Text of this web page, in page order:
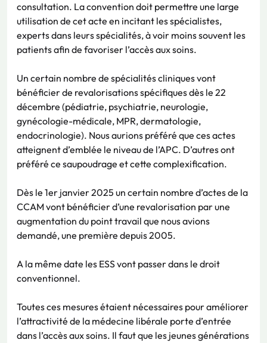
consultation. La convention doit permettre une large
utilisation de cet acte en incitant les spécialistes,
experts dans leurs spécialités, à voir moins souvent les
patients afin de favoriser l’accès aux soins.
Un certain nombre de spécialités cliniques vont
bénéficier de revalorisations spécifiques dès le 22
décembre (pédiatrie, psychiatrie, neurologie,
gynécologie-médicale, MPR, dermatologie,
endocrinologie). Nous aurions préféré que ces actes
atteignent d’emblée le niveau de l’APC. D’autres ont
préféré ce saupoudrage et cette complexification.
Dès le 1er janvier 2025 un certain nombre d’actes de la
CCAM vont bénéficier d’une revalorisation par une
augmentation du point travail que nous avions
demandé, une première depuis 2005.
A la même date les ESS vont passer dans le droit
conventionnel.
Toutes ces mesures étaient nécessaires pour améliorer
l’attractivité de la médecine libérale porte d’entrée
dans l’accès aux soins. Il faut que les jeunes générations